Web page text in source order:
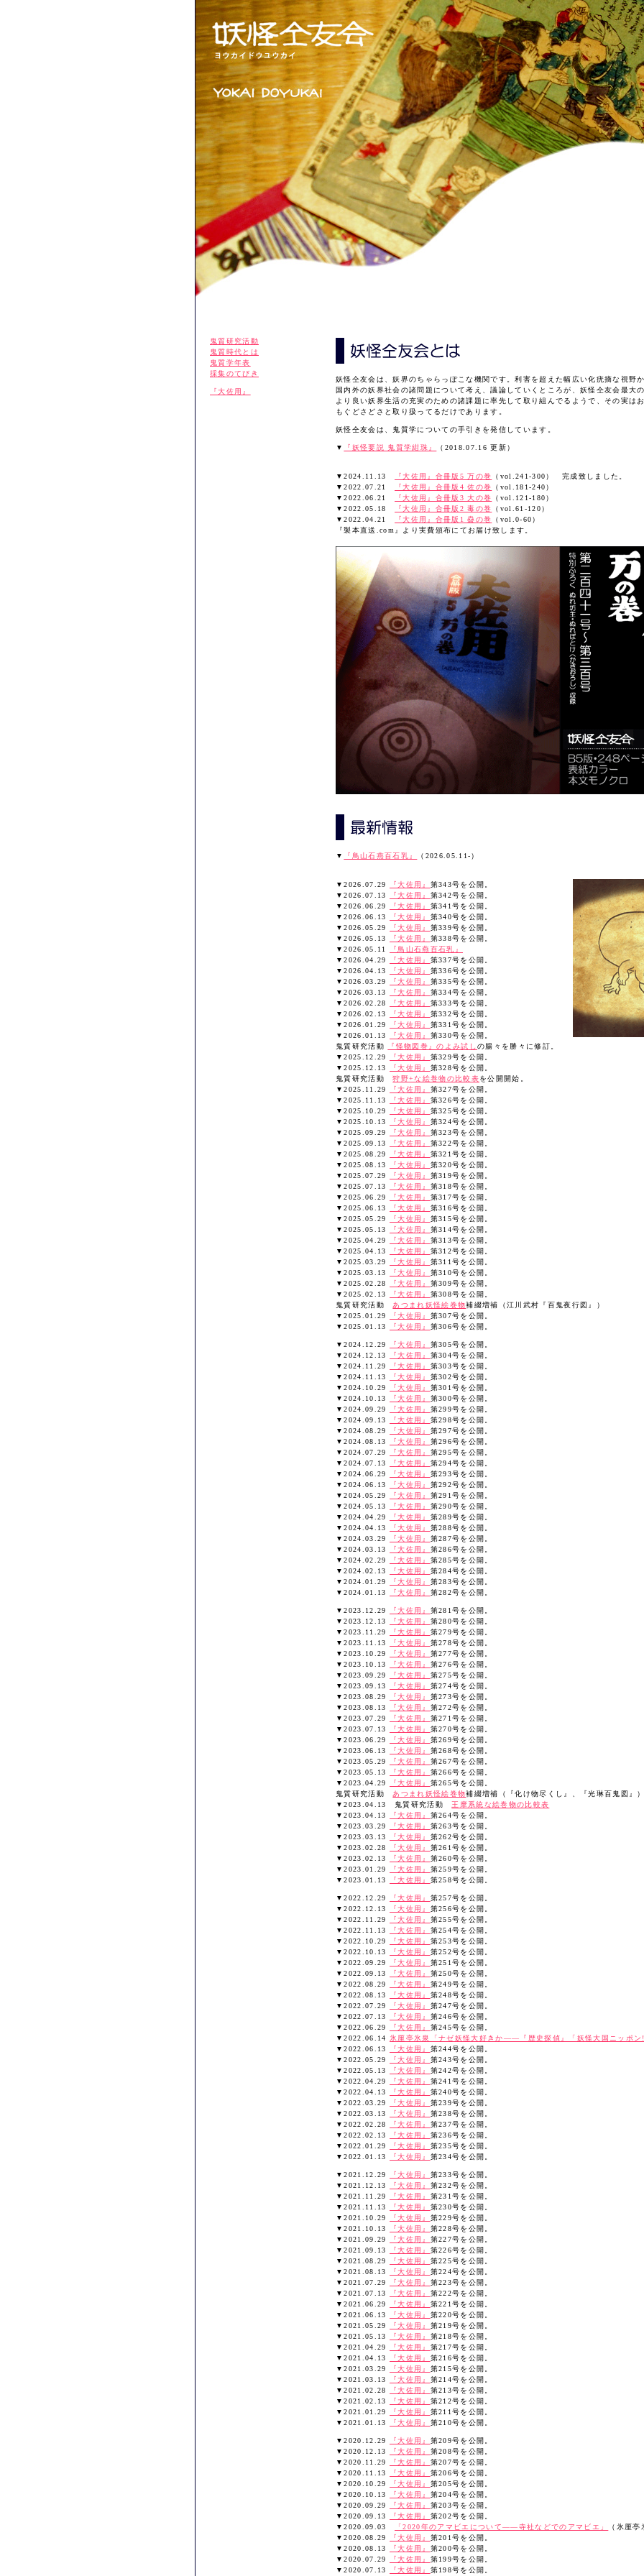
鬼質研究活動
鬼質時代とは
鬼質学年表
採集のてびき
『大佐用』
妖怪仝友会は、妖界のちゃらっぽこな機関です。利害を超えた幅広い化疣摘な視野
国内外の妖界社会の諸問題について考え、議論していくところが、妖怪仝友会最大
より良い妖界生活の充実のための諸課題に率先して取り組んでるようで、その実は
もぐどさどさと取り扱ってるだけであります。
妖怪仝友会は、鬼質学についての手引きを発信しています。
▼ 『妖怪要説 鬼質学紺珠』 （2018.07.16 更新）
▼2024.11.13 『大佐用』合冊版5 万の巻
（vol.241-300） 完成致しました。
▼2022.07.21
『大佐用』合冊版4 佐の巻
（vol.181-240）
▼2022.06.21
『大佐用』合冊版3 大の巻
（vol.121-180）
▼2022.05.18
『大佐用』合冊版2 毒の巻
（vol.61-120）
▼2022.04.21
『大佐用』合冊版1 蠱の巻
（vol.0-60）
『製本直送.com』より実費頒布にてお届け致します。
▼ 『鳥山石燕百石乳』 （2026.05.11-）
▼2026.07.29 『大佐用』 第343号を公開。
▼2026.07.13
『大佐用』 第342号を公開。
▼2026.06.29
『大佐用』 第341号を公開。
▼2026.06.13
『大佐用』 第340号を公開。
▼2026.05.29
『大佐用』 第339号を公開。
▼2026.05.13
『大佐用』 第338号を公開。
▼2026.05.11
『鳥山石燕百石乳』
▼2026.04.29
『大佐用』 第337号を公開。
▼2026.04.13
『大佐用』 第336号を公開。
▼2026.03.29
『大佐用』 第335号を公開。
▼2026.03.13
『大佐用』 第334号を公開。
▼2026.02.28
『大佐用』 第333号を公開。
▼2026.02.13
『大佐用』 第332号を公開。
▼2026.01.29
『大佐用』 第331号を公開。
▼2026.01.13
『大佐用』 第330号を公開。
鬼質研究活動
『怪物図巻』のよみ試しの腸々を勝々に修訂。
▼2025.12.29
『大佐用』 第329号を公開。
▼2025.12.13
『大佐用』 第328号を公開。
鬼質研究活動狩野+な絵巻物の比較表を公開開始。
▼2025.11.29
『大佐用』 第327号を公開。
▼2025.11.13
『大佐用』 第326号を公開。
▼2025.10.29
『大佐用』 第325号を公開。
▼2025.10.13
『大佐用』 第324号を公開。
▼2025.09.29
『大佐用』 第323号を公開。
▼2025.09.13
『大佐用』 第322号を公開。
▼2025.08.29
『大佐用』 第321号を公開。
▼2025.08.13
『大佐用』 第320号を公開。
▼2025.07.29
『大佐用』 第319号を公開。
▼2025.07.13
『大佐用』 第318号を公開。
▼2025.06.29
『大佐用』 第317号を公開。
▼2025.06.13
『大佐用』 第316号を公開。
▼2025.05.29
『大佐用』 第315号を公開。
▼2025.05.13
『大佐用』 第314号を公開。
▼2025.04.29
『大佐用』 第313号を公開。
▼2025.04.13
『大佐用』 第312号を公開。
▼2025.03.29
『大佐用』 第311号を公開。
▼2025.03.13
『大佐用』 第310号を公開。
▼2025.02.28
『大佐用』 第309号を公開。
▼2025.02.13
『大佐用』 第308号を公開。
鬼質研究活動 あつまれ妖怪絵巻物補綴増補（江川武村『百鬼夜行図』）
▼2025.01.29
『大佐用』 第307号を公開。
▼2025.01.13
『大佐用』 第306号を公開。
▼2024.12.29 『大佐用』 第305号を公開。
▼2024.12.13
『大佐用』 第304号を公開。
▼2024.11.29
『大佐用』 第303号を公開。
▼2024.11.13
『大佐用』 第302号を公開。
▼2024.10.29
『大佐用』 第301号を公開。
▼2024.10.13
『大佐用』 第300号を公開。
▼2024.09.29
『大佐用』 第299号を公開。
▼2024.09.13
『大佐用』 第298号を公開。
▼2024.08.29
『大佐用』 第297号を公開。
▼2024.08.13
『大佐用』 第296号を公開。
▼2024.07.29
『大佐用』 第295号を公開。
▼2024.07.13
『大佐用』 第294号を公開。
▼2024.06.29
『大佐用』 第293号を公開。
▼2024.06.13
『大佐用』 第292号を公開。
▼2024.05.29
『大佐用』 第291号を公開。
▼2024.05.13
『大佐用』 第290号を公開。
▼2024.04.29
『大佐用』 第289号を公開。
▼2024.04.13
『大佐用』 第288号を公開。
▼2024.03.29
『大佐用』 第287号を公開。
▼2024.03.13
『大佐用』 第286号を公開。
▼2024.02.29
『大佐用』 第285号を公開。
▼2024.02.13
『大佐用』 第284号を公開。
▼2024.01.29
『大佐用』 第283号を公開。
▼2024.01.13
『大佐用』 第282号を公開。
▼2023.12.29 『大佐用』 第281号を公開。
▼2023.12.13
『大佐用』 第280号を公開。
▼2023.11.29
『大佐用』 第279号を公開。
▼2023.11.13
『大佐用』 第278号を公開。
▼2023.10.29
『大佐用』 第277号を公開。
▼2023.10.13
『大佐用』 第276号を公開。
▼2023.09.29
『大佐用』 第275号を公開。
▼2023.09.13
『大佐用』 第274号を公開。
▼2023.08.29
『大佐用』 第273号を公開。
▼2023.08.13
『大佐用』 第272号を公開。
▼2023.07.29
『大佐用』 第271号を公開。
▼2023.07.13
『大佐用』 第270号を公開。
▼2023.06.29
『大佐用』 第269号を公開。
▼2023.06.13
『大佐用』 第268号を公開。
▼2023.05.29
『大佐用』 第267号を公開。
▼2023.05.13
『大佐用』 第266号を公開。
▼2023.04.29
『大佐用』 第265号を公開。
鬼質研究活動 あつまれ妖怪絵巻物補綴増補（『化け物尽くし』、『光琳百鬼図』
▼2023.04.13 鬼質研究活動王摩系統な絵巻物の比較表
▼2023.04.13
『大佐用』 第264号を公開。
▼2023.03.29
『大佐用』 第263号を公開。
▼2023.03.13
『大佐用』 第262号を公開。
▼2023.02.28
『大佐用』 第261号を公開。
▼2023.02.13
『大佐用』 第260号を公開。
▼2023.01.29
『大佐用』 第259号を公開。
▼2023.01.13
『大佐用』 第258号を公開。
▼2022.12.29 『大佐用』 第257号を公開。
▼2022.12.13
『大佐用』 第256号を公開。
▼2022.11.29
『大佐用』 第255号を公開。
▼2022.11.13
『大佐用』 第254号を公開。
▼2022.10.29
『大佐用』 第253号を公開。
▼2022.10.13
『大佐用』 第252号を公開。
▼2022.09.29
『大佐用』 第251号を公開。
▼2022.09.13
『大佐用』 第250号を公開。
▼2022.08.29
『大佐用』 第249号を公開。
▼2022.08.13
『大佐用』 第248号を公開。
▼2022.07.29
『大佐用』 第247号を公開。
▼2022.07.13
『大佐用』 第246号を公開。
▼2022.06.29
『大佐用』 第245号を公開。
▼2022.06.14 氷厘亭氷泉「ナゼ妖怪大好きか――『歴史探偵』「妖怪大国ニッポ
▼2022.06.13
『大佐用』 第244号を公開。
▼2022.05.29
『大佐用』 第243号を公開。
▼2022.05.13
『大佐用』 第242号を公開。
▼2022.04.29
『大佐用』 第241号を公開。
▼2022.04.13
『大佐用』 第240号を公開。
▼2022.03.29
『大佐用』 第239号を公開。
▼2022.03.13
『大佐用』 第238号を公開。
▼2022.02.28
『大佐用』 第237号を公開。
▼2022.02.13
『大佐用』 第236号を公開。
▼2022.01.29
『大佐用』 第235号を公開。
▼2022.01.13
『大佐用』 第234号を公開。
▼2021.12.29 『大佐用』 第233号を公開。
▼2021.12.13
『大佐用』 第232号を公開。
▼2021.11.29
『大佐用』 第231号を公開。
▼2021.11.13
『大佐用』 第230号を公開。
▼2021.10.29
『大佐用』 第229号を公開。
▼2021.10.13
『大佐用』 第228号を公開。
▼2021.09.29
『大佐用』 第227号を公開。
▼2021.09.13
『大佐用』 第226号を公開。
▼2021.08.29
『大佐用』 第225号を公開。
▼2021.08.13
『大佐用』 第224号を公開。
▼2021.07.29
『大佐用』 第223号を公開。
▼2021.07.13
『大佐用』 第222号を公開。
▼2021.06.29
『大佐用』 第221号を公開。
▼2021.06.13
『大佐用』 第220号を公開。
▼2021.05.29
『大佐用』 第219号を公開。
▼2021.05.13
『大佐用』 第218号を公開。
▼2021.04.29
『大佐用』 第217号を公開。
▼2021.04.13
『大佐用』 第216号を公開。
▼2021.03.29
『大佐用』 第215号を公開。
▼2021.03.13
『大佐用』 第214号を公開。
▼2021.02.28
『大佐用』 第213号を公開。
▼2021.02.13
『大佐用』 第212号を公開。
▼2021.01.29
『大佐用』 第211号を公開。
▼2021.01.13
『大佐用』 第210号を公開。
▼2020.12.29 『大佐用』 第209号を公開。
▼2020.12.13
『大佐用』 第208号を公開。
▼2020.11.29
『大佐用』 第207号を公開。
▼2020.11.13
『大佐用』 第206号を公開。
▼2020.10.29
『大佐用』 第205号を公開。
▼2020.10.13
『大佐用』 第204号を公開。
▼2020.09.29
『大佐用』 第203号を公開。
▼2020.09.13
『大佐用』 第202号を公開。
▼2020.09.03
「2020年のアマビエについて――寺社などでのアマビエ」
（氷厘
▼2020.08.29
『大佐用』 第201号を公開。
▼2020.08.13
『大佐用』 第200号を公開。
▼2020.07.29
『大佐用』 第199号を公開。
▼2020.07.13
『大佐用』 第198号を公開。